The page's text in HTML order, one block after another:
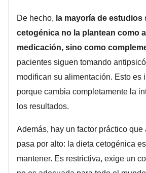
De hecho, la mayoría de estudios
cetogénica no la plantean como
medicación, sino como
pacientes siguen tomando
modifican su alimentación. Esto es
porque cambia completamente la
los resultados.
Además, hay un factor práctico que
pasa por alto: la dieta cetogénica
mantener. Es restrictiva, exige un